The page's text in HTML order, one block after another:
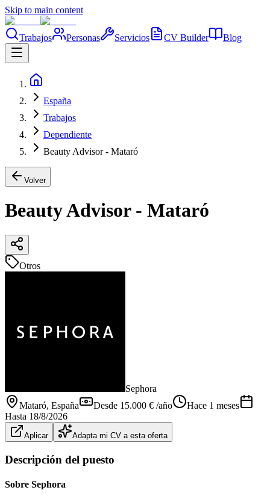
Skip to main content
Trabajos Personas Servicios CV Builder Blog
España
Trabajos
Dependiente
Beauty Advisor - Mataró
Volver
Beauty Advisor - Mataró
Otros
Sephora
Mataró, España Desde 15.000 € /año
Hace 1 meses
Hasta 18/8/2026
Aplicar Adapta mi CV a esta oferta
Descripción del puesto
Sobre Sephora